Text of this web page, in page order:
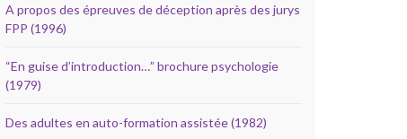
A propos des épreuves de déception après des jurys
FPP (1996)
“En guise d’introduction…” brochure psychologie
(1979)
Des adultes en auto-formation assistée (1982)